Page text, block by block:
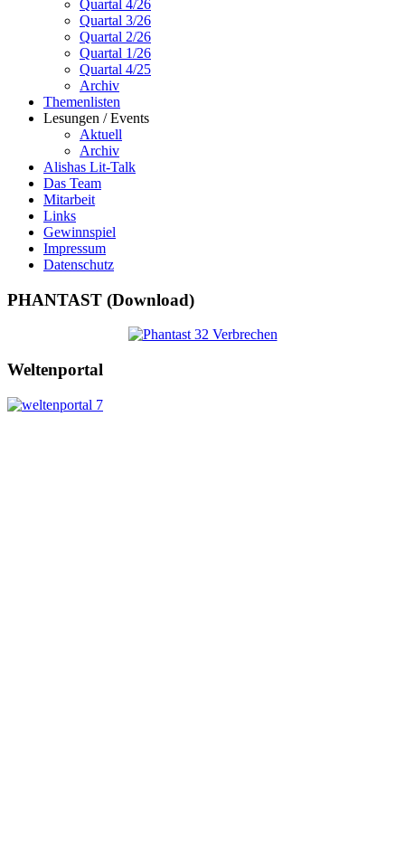
Quartal 4/26
Quartal 3/26
Quartal 2/26
Quartal 1/26
Quartal 4/25
Archiv
Themenlisten
Lesungen / Events
Aktuell
Archiv
Alishas Lit-Talk
Das Team
Mitarbeit
Links
Gewinnspiel
Impressum
Datenschutz
PHANTAST (Download)
Weltenportal